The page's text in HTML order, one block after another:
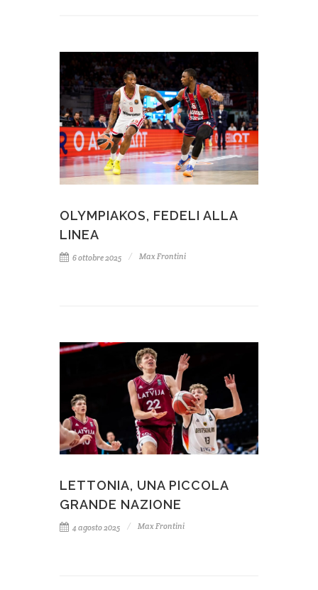
OLYMPIAKOS, FEDELI ALLA
LINEA
6 ottobre 2025 Max Frontini
LETTONIA, UNA PICCOLA
GRANDE NAZIONE
4 agosto 2025 Max Frontini